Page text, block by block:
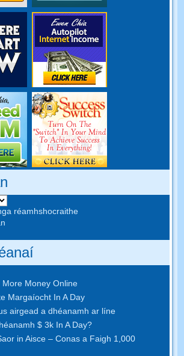
réamhshocraithe
Money Online
Margaíocht In A Day
airgead a dhéanamh ar líne
$ 3k In A Day?
in Aisce – Conas a Faigh 1,000